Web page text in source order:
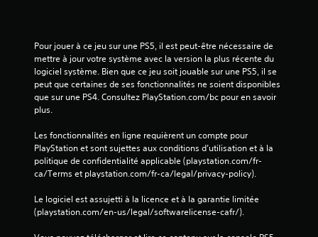
Pour jouer à ce jeu sur une PS5, il est peut-être nécessaire de
mettre à jour votre système avec la version la plus récente du
logiciel système. Bien que ce jeu soit jouable sur une PS5, il se
peut que certaines de ses fonctionnalités ne soient disponibles
que sur une PS4. Consultez PlayStation.com/bc pour en savoir
plus.
Les fonctionnalités en ligne requièrent un compte pour
PlayStation et sont sujettes aux conditions d’utilisation et à la
politique de confidentialité applicable (playstation.com/fr-
ca/Terms et playstation.com/fr-ca/legal/privacy-policy).
Le logiciel est assujetti à la licence et à la garantie limitée
(playstation.com/en-us/legal/softwarelicense-cafr/).